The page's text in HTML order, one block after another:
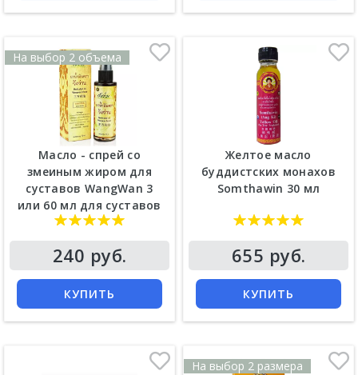
На выбор 2 объема
Масло - спрей со
змеиным жиром для
суставов WangWan 3
или 60 мл для суставов
240 руб.
КУПИТЬ
Желтое масло
буддистских монахов
Somthawin 30 мл
655 руб.
КУПИТЬ
На выбор 2 размера